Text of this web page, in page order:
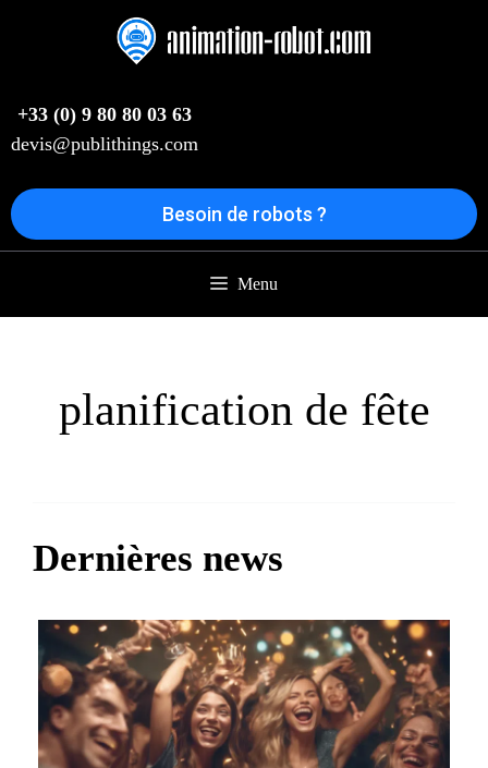
+33 (0) 9 80 80 03 63
devis@publithings.com
Besoin de robots ?
Menu
planification de fête
Dernières news